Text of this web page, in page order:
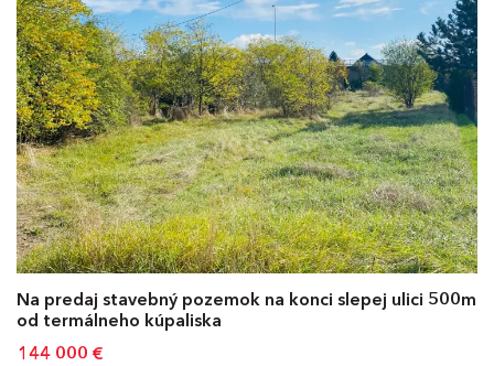
Na predaj stavebný pozemok na konci slepej ulici 500m
od termálneho kúpaliska
144 000 €